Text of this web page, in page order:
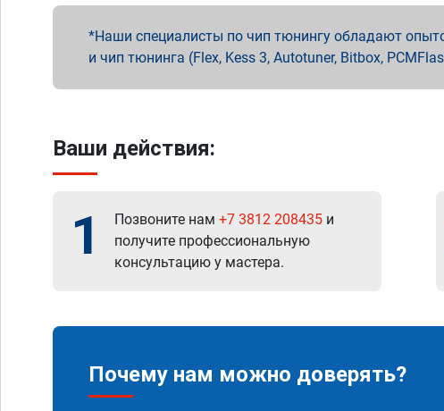
Наши специалисты по чип тюнингу обладают
и чип тюнинга (Flex, Kess 3, Autotuner, Bitbox,
Ваши действия:
1 Позвоните нам +7 3812 208435 и
получите профессиональную
консультацию у мастера.
Почему нам можно доверять?